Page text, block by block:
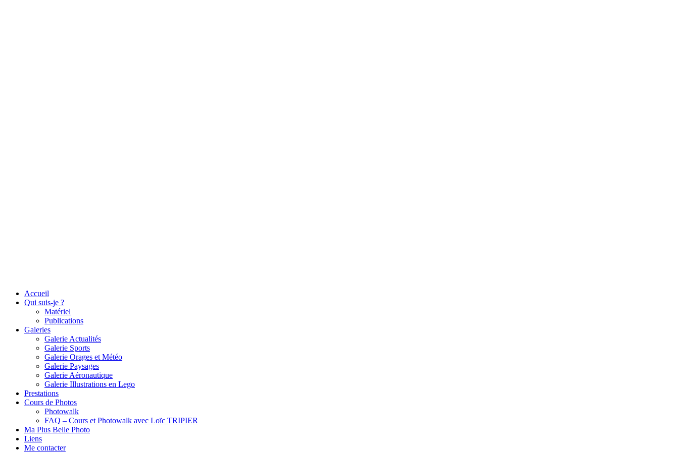
Accueil
Qui suis-je ?
Matériel
Publications
Galeries
Galerie Actualités
Galerie Sports
Galerie Orages et Météo
Galerie Paysages
Galerie Aéronautique
Galerie Illustrations en Lego
Prestations
Cours de Photos
Photowalk
FAQ – Cours et Photowalk avec Loïc TRIPIER
Ma Plus Belle Photo
Liens
Me contacter